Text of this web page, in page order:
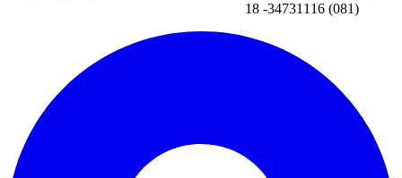
(081) 34731116- 18